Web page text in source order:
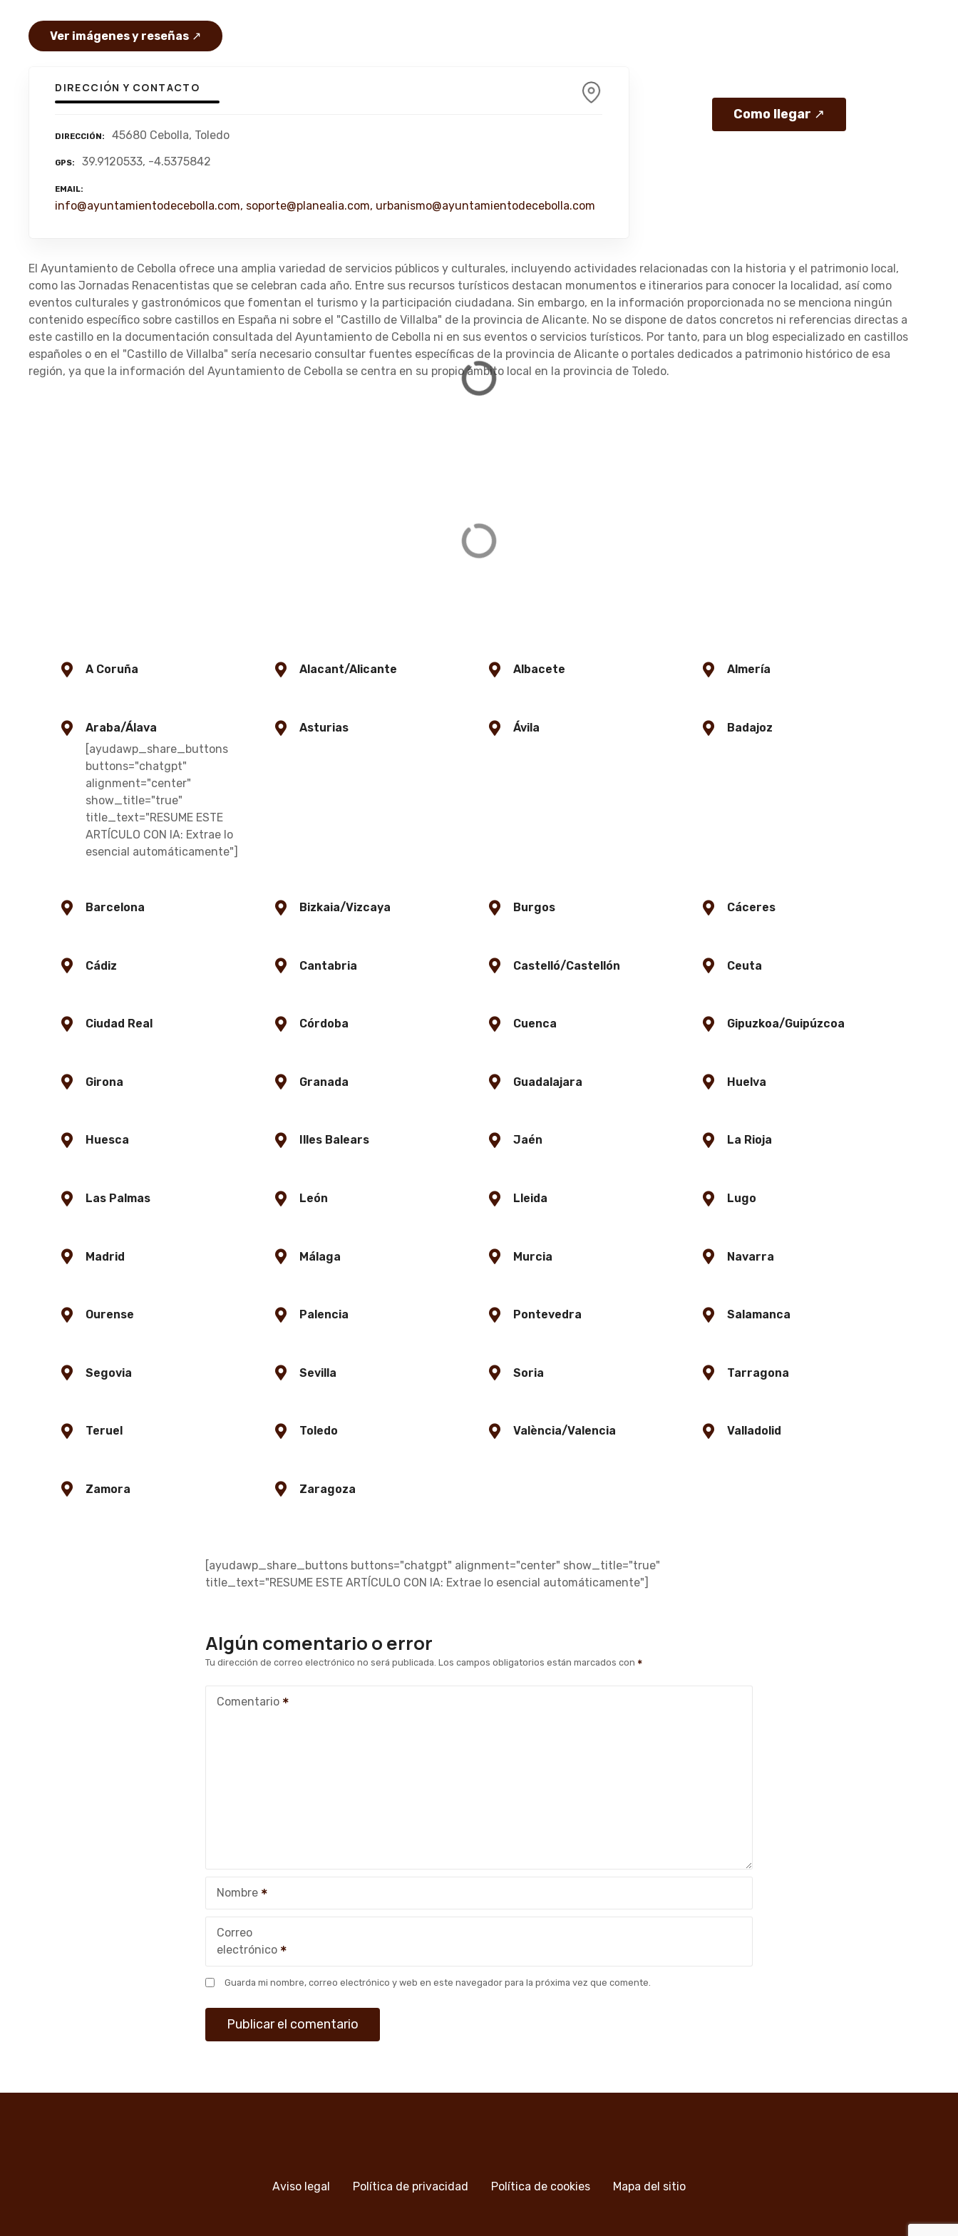
Ver imágenes y reseñas ↗
DIRECCIÓN Y CONTACTO
DIRECCIÓN 45680 Cebolla, Toledo
GPS 39.9120533, -4.5375842
EMAIL
info@ayuntamientodecebolla.com, soporte@planealia.com, urbanismo@ayuntamientodecebolla.com
Como llegar ↗
El Ayuntamiento de Cebolla ofrece una amplia variedad de servicios públicos y culturales, incluyendo actividades relacionadas con la historia y el patrimonio local,
como las Jornadas Renacentistas que se celebran cada año. Entre sus recursos turísticos destacan monumentos e itinerarios para conocer la localidad, así como
eventos culturales y gastronómicos que fomentan el turismo y la participación ciudadana. Sin embargo, en la información proporcionada no se menciona ningún
contenido específico sobre castillos en España ni sobre el "Castillo de Villalba" de la provincia de Alicante. No se dispone de datos concretos ni referencias directas a
este castillo en la documentación consultada del Ayuntamiento de Cebolla ni en sus eventos o servicios turísticos. Por tanto, para un blog especializado en castillos
españoles o en el "Castillo de Villalba" sería necesario consultar fuentes específicas de la provincia de Alicante o portales dedicados a patrimonio histórico de esa
región, ya que la información del Ayuntamiento de Cebolla se centra en su propio ámbito local en la provincia de Toledo.
A Coruña Alacant/Alicante Albacete Almería
Araba/Álava
[ayudawp_share_buttons
buttons="chatgpt"
alignment="center"
show_title="true"
title_text="RESUME ESTE
ARTÍCULO CON IA: Extrae lo
esencial automáticamente"]
Asturias Ávila Badajoz
Barcelona Bizkaia/Vizcaya Burgos Cáceres
Cádiz Cantabria Castelló/Castellón Ceuta
Ciudad Real Córdoba Cuenca Gipuzkoa/Guipúzcoa
Girona Granada Guadalajara Huelva
Huesca Illes Balears Jaén La Rioja
Las Palmas León Lleida Lugo
Madrid Málaga Murcia Navarra
Ourense Palencia Pontevedra Salamanca
Segovia Sevilla Soria Tarragona
Teruel Toledo València/Valencia Valladolid
Zamora Zaragoza
[ayudawp_share_buttons buttons="chatgpt" alignment="center" show_title="true"
title_text="RESUME ESTE ARTÍCULO CON IA: Extrae lo esencial automáticamente"]
Algún comentario o error
Tu dirección de correo electrónico no será publicada. Los campos obligatorios están marcados con
Comentario
Nombre
Correo
electrónico
Guarda mi nombre, correo electrónico y web en este navegador para la próxima vez que comente.
Aviso legal Política de privacidad Política de cookies Mapa del sitio